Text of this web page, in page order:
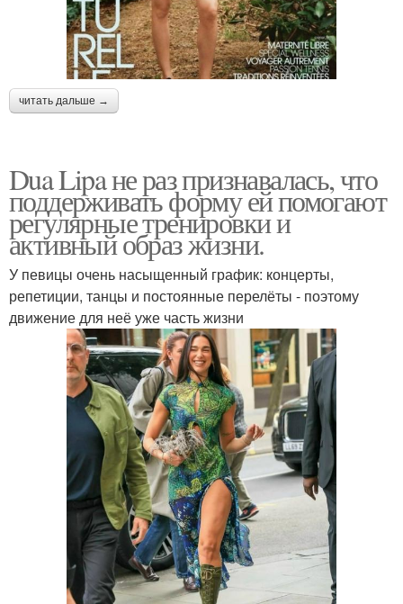
читать дальше →
Dua Lipa не раз признавалась, что
поддерживать форму ей помогают
регулярные тренировки и
активный образ жизни.
У певицы очень насыщенный график: концерты,
репетиции, танцы и постоянные перелёты - поэтому
движение для неё уже часть жизни